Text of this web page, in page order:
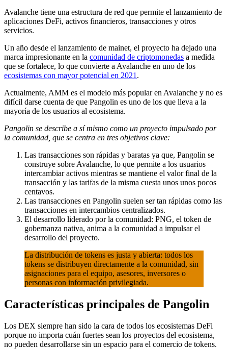
Avalanche tiene una estructura de red que permite el lanzamiento de
aplicaciones DeFi, activos financieros, transacciones y otros
servicios.
Un año desde el lanzamiento de mainet, el proyecto ha dejado una
marca impresionante en la comunidad de criptomonedas a medida
que se fortalece, lo que convierte a Avalanche en uno de los
ecosistemas con mayor potencial en 2021 .
Actualmente, AMM es el modelo más popular en Avalanche y no es
difícil darse cuenta de que Pangolin es uno de los que lleva a la
mayoría de los usuarios al ecosistema.
Pangolin se describe a sí mismo como un proyecto impulsado por
la comunidad, que se centra en tres objetivos clave:
Las transacciones son rápidas y baratas ya que, Pangolin se
construye sobre Avalanche, lo que permite a los usuarios
intercambiar activos mientras se mantiene el valor final de la
transacción y las tarifas de la misma cuesta unos unos pocos
centavos.
Las transacciones en Pangolin suelen ser tan rápidas como las
transacciones en intercambios centralizados.
El desarrollo liderado por la comunidad: PNG, el token de
gobernanza nativa, anima a la comunidad a impulsar el
desarrollo del proyecto.
La distribución de tokens es justa y abierta: todos los
tokens se distribuyen directamente a la comunidad, sin
asignaciones para el equipo, asesores, inversores o
personas con información privilegiada.
Características principales de Pangolin
Los DEX siempre han sido la cara de todos los ecosistemas DeFi
porque no importa cuán fuertes sean los proyectos del ecosistema,
no pueden desarrollarse sin un espacio para el comercio de tokens.